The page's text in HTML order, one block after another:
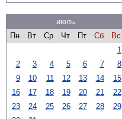
июль
Пн
Вт Ср Чт Пт Сб
Вс
1
2
3 4 5 6 7
8
9
10 11 12 13 14
15
16
17 18 19 20 21
22
23
24 25 26 27 28
29